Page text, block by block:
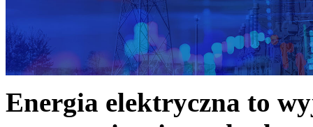
Energia elektryczna to